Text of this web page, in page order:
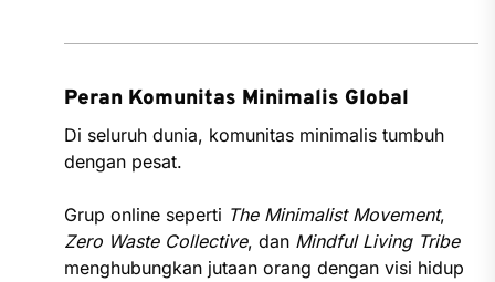
Peran Komunitas Minimalis Global
Di seluruh dunia, komunitas minimalis tumbuh
dengan pesat.
Grup online seperti The Minimalist Movement,
Zero Waste Collective, dan Mindful Living Tribe
menghubungkan jutaan orang dengan visi hidup